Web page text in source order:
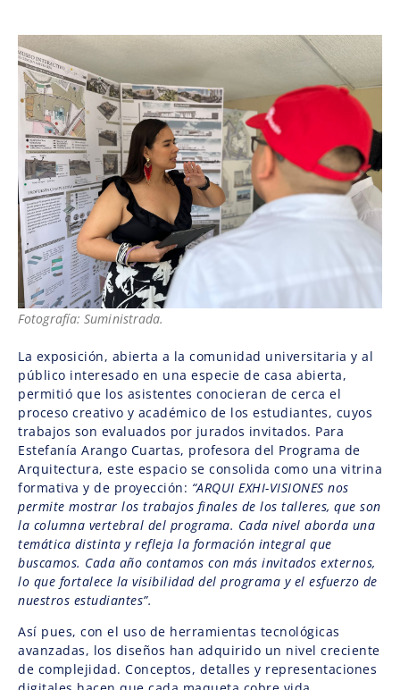
Fotografía: Suministrada.
La exposición, abierta a la comunidad universitaria y al
público interesado en una especie de casa abierta,
permitió que los asistentes conocieran de cerca el
proceso creativo y académico de los estudiantes, cuyos
trabajos son evaluados por jurados invitados. Para
Estefanía Arango Cuartas, profesora del Programa de
Arquitectura, este espacio se consolida como una vitrina
formativa y de proyección: “ARQUI EXHI-VISIONES nos
permite mostrar los trabajos finales de los talleres, que son
la columna vertebral del programa. Cada nivel aborda una
temática distinta y refleja la formación integral que
buscamos. Cada año contamos con más invitados externos,
lo que fortalece la visibilidad del programa y el esfuerzo de
nuestros estudiantes”.
Así pues, con el uso de herramientas tecnológicas
avanzadas, los diseños han adquirido un nivel creciente
de complejidad. Conceptos, detalles y representaciones